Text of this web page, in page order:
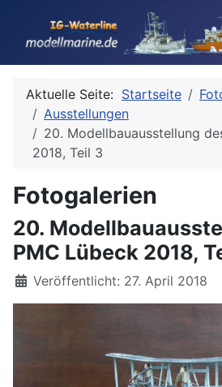
Aktuelle Seite: Startseite
Ausstellungen
20. Modellbauausstellung
2018, Teil 3
Fotogalerien
20.
PMC Lübeck 2018,
Details
Veröffentlicht: 27. April 2018